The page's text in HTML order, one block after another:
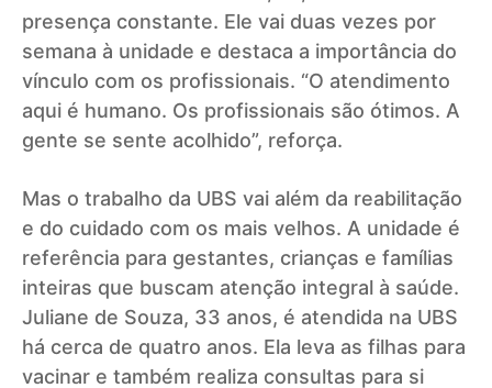
presença constante. Ele vai duas vezes por
semana à unidade e destaca a importância do
vínculo com os profissionais. “O atendimento
aqui é humano. Os profissionais são ótimos. A
gente se sente acolhido”, reforça.
Mas o trabalho da UBS vai além da reabilitação
e do cuidado com os mais velhos. A unidade é
referência para gestantes, crianças e famílias
inteiras que buscam atenção integral à saúde.
Juliane de Souza, 33 anos, é atendida na UBS
há cerca de quatro anos. Ela leva as filhas para
vacinar e também realiza consultas para si